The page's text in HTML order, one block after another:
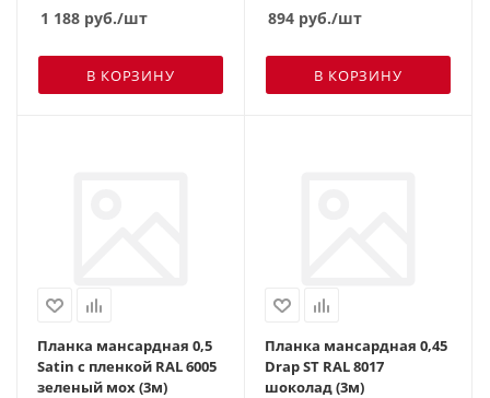
1 188 руб./шт
В КОРЗИНУ
894 руб./шт
В КОРЗИНУ
Планка мансардная 0,5
Satin с пленкой RAL 6005
зеленый мох (3м)
Планка мансардная 0,45
Drap ST RAL 8017
шоколад (3м)